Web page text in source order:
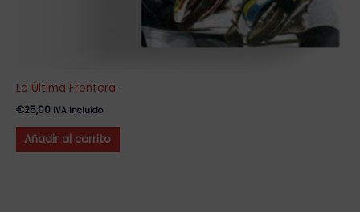
La Última Frontera.
€25,00 IVA incluido
Añadir al carrito